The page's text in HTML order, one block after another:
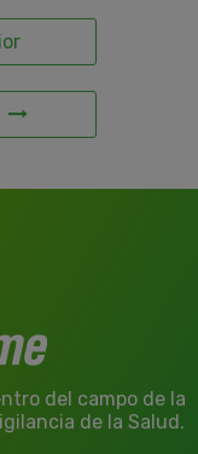
del campo de la
de la Salud.